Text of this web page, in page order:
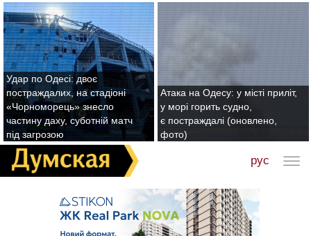
Удар по Одесі: двоє
постраждалих, на стадіоні
«Чорноморець» знесло
частину даху, суботній матч
під загрозою
Атака на Одесу: у місті приліт,
у морі горить судно,
є постраждалі (оновлено,
фото)
рус